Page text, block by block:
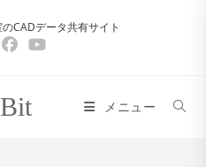
CADデータ共有サイト
メニュー